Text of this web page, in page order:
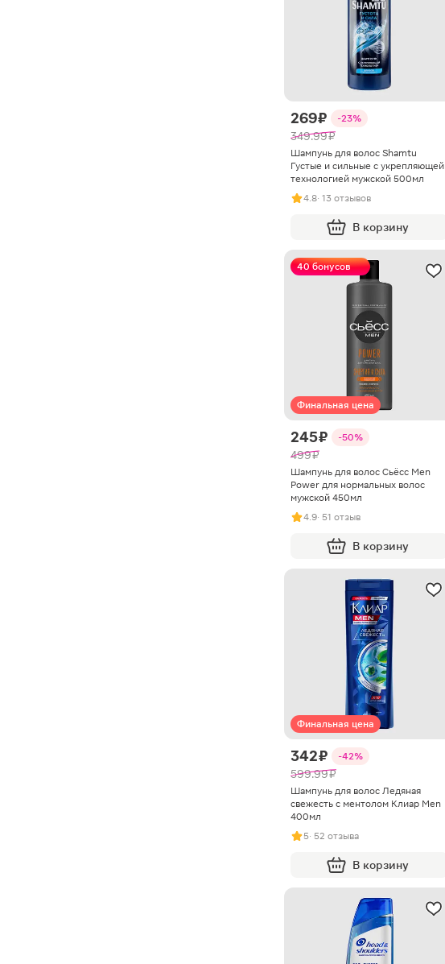
269 ₽ -23%
349.99 ₽
Шампунь для волос Shamtu
Густые и сильные с укрепляющей
технологией мужской 500мл
4.8· 13 отзывов
В корзину
40 бонусов
Финальная цена
245 ₽ -50%
499 ₽
Шампунь для волос Сьёсс Men
Power для нормальных волос
мужской 450мл
4.9· 51 отзыв
В корзину
Финальная цена
342 ₽ -42%
599.99 ₽
Шампунь для волос Ледяная
свежесть с ментолом Клиар Men
400мл
5· 52 отзыва
В корзину